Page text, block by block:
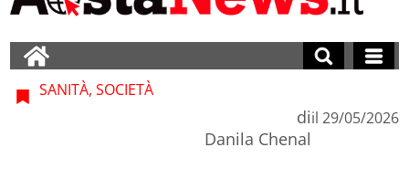
SANITÀ, SOCIETÀ
di
Danila Chenal
il 29/05/2026